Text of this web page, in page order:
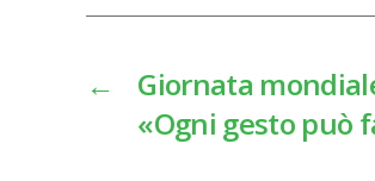
←
Giornata
«Ogni gesto può